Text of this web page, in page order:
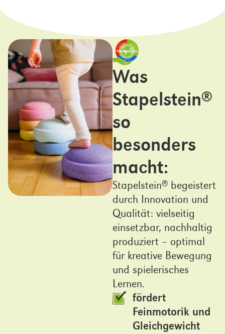
Was
Stapelstein®
so
besonders
macht:
Stapelstein® begeistert
durch Innovation und
Qualität: vielseitig
einsetzbar, nachhaltig
produziert – optimal
für kreative Bewegung
und spielerisches
Lernen.
fördert
Feinmotorik und
Gleichgewicht